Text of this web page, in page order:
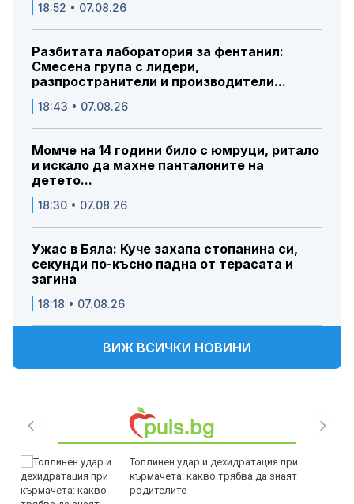
18:52 • 07.08.26
Разбитата лаборатория за фентанил:
Смесена група с лидери,
разпространители и производители...
18:43 • 07.08.26
Момче на 14 години било с юмруци, ритало
и искало да махне панталоните на
детето...
18:30 • 07.08.26
Ужас в Бяла: Куче захапа стопанина си,
секунди по-късно падна от терасата и
загина
18:18 • 07.08.26
ВИЖ ВСИЧКИ НОВИНИ
Топлинен удар и дехидратация при
кърмачета: какво трябва да знаят
родителите